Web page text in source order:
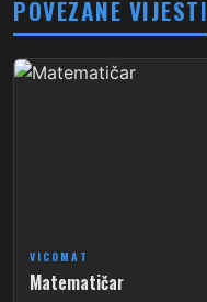
POVEZANE VIJESTI
VICOMAT
Matematičar